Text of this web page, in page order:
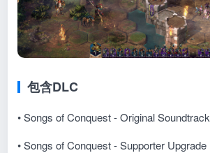
包含DLC
• Songs of Conquest - Original Soundtrack
• Songs of Conquest - Supporter Upgrade